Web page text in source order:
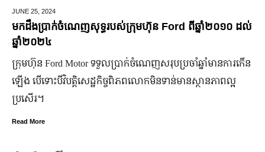
MARCH 14,2025
មកស្គាល់ពីប្រេននៃ​ fashion គ្រឿងពេជ្ររបស់សេដ្ឋីនី ម៉ៅ
ចំណាន
មហាជន​ពិតជា​ស្គាល់​សេដ្ឋី​នី ម៉ៅ ចំណាន បាន​យ៉ាង​ច្បាស់​ទាំង​
កិត្តិយស កេរ្តិ៍ឈ្មោះ និង​ស្នាដៃ​ក្នុង​សង្គម។ សេដ្ឋី​នី​រូប​នេះ​ជា​មនុស្ស​
មិន​ប្រកាន់​ខ្លួន តែងតែ​ឱនលំទោន​ដាក់​អ្នក​ដទៃ​មុន​ជានិច្ច
Read More